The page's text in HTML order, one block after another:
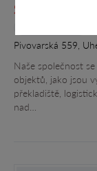
SCHULTE
Pivovarská 559,
Naše společnost
objektů, jako jsou
překladiště,
nad…